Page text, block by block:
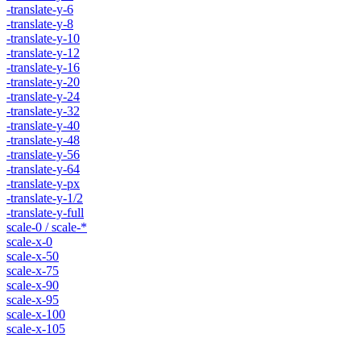
-translate-y-6
-translate-y-8
-translate-y-10
-translate-y-12
-translate-y-16
-translate-y-20
-translate-y-24
-translate-y-32
-translate-y-40
-translate-y-48
-translate-y-56
-translate-y-64
-translate-y-px
-translate-y-1/2
-translate-y-full
scale-0 / scale-*
scale-x-0
scale-x-50
scale-x-75
scale-x-90
scale-x-95
scale-x-100
scale-x-105